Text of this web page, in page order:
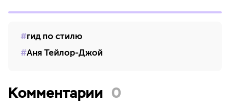
гид по стилю
Аня Тейлор-Джой
Комментарии 0